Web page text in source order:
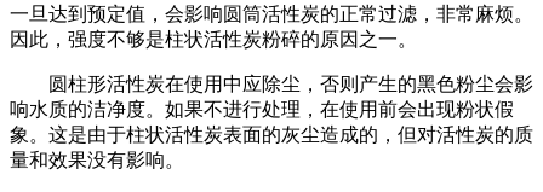
一旦达到预定值，会影响圆筒活性炭的正常过滤，非常麻烦。
因此，强度不够是柱状活性炭粉碎的原因之一。
圆柱形活性炭在使用中应除尘，否则产生的黑色粉尘会影
响水质的洁净度。如果不进行处理，在使用前会出现粉状假
象。这是由于柱状活性炭表面的灰尘造成的，但对活性炭的质
量和效果没有影响。